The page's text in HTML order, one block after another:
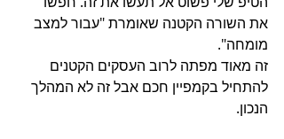
את השורה הקטנה שאומרת "עבור למצב
מומחה".
זה מאוד מפתה לרוב העסקים הקטנים
להתחיל בקמפיין חכם אבל זה לא המהלך
הנכון.